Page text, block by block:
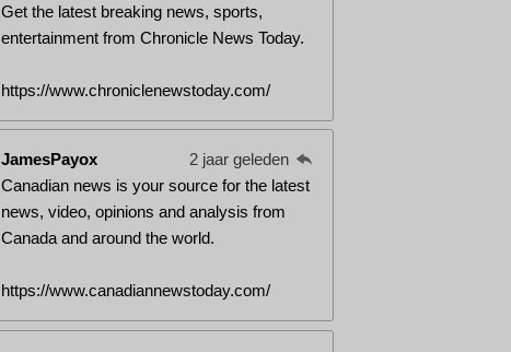
Get the latest breaking news, sports,
entertainment from Chronicle News Today.
https://www.chroniclenewstoday.com/
JamesPayox
2 jaar geleden
Canadian news is your source for the latest
news, video, opinions and analysis from
Canada and around the world.
https://www.canadiannewstoday.com/